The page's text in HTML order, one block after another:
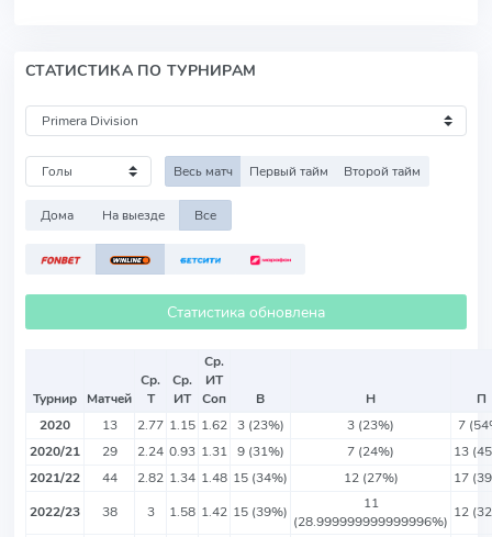
СТАТИСТИКА ПО ТУРНИРАМ
Весь матч Первый тайм Второй тайм
Дома На выезде Все
Статистика обновлена
Турнир Матчей
Ср.
Т
Ср.
ИТ
Ср.
ИТ
Соп
В Н
П
2020
13 2.77 1.15 1.62 3 (23%) 3 (23%)
7
2020/21
29 2.24 0.93 1.31 9 (31%) 7 (24%)
13
2021/22
44 2.82 1.34 1.48 15 (34%) 12 (27%)
17
2022/23
38 3 1.58 1.42 15 (39%)
11
(28.999999999999996%)
12